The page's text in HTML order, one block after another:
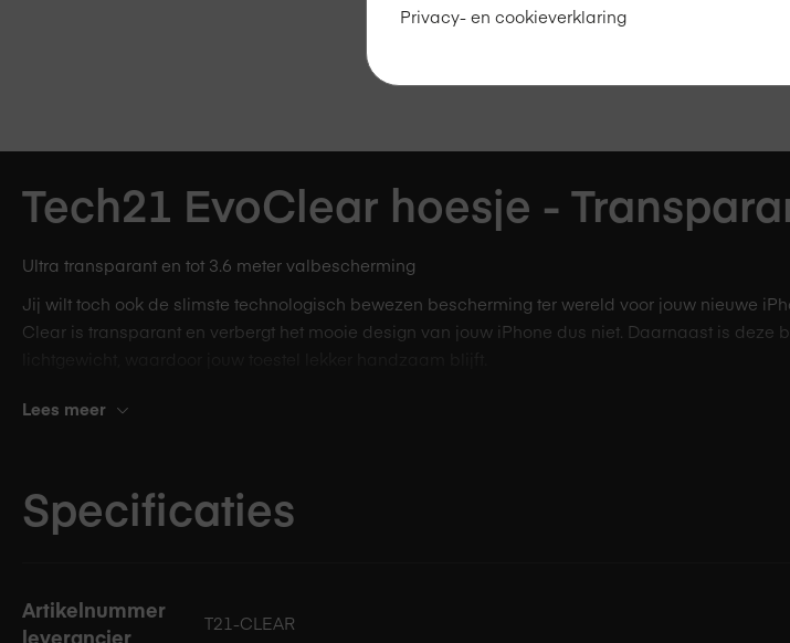
afbeeldingen-
Tech21 EvoClear hoesje -
Ultra transparant en tot 3.6 meter valbescherming
Jij wilt toch ook de slimste technologisch bewezen bescherming ter wereld voor jouw nieuwe
Clear is transparant en verbergt het mooie design van jouw iPhone dus niet. Daarnaast is deze
Wetenschappelijk bewezen
opvangt. Dit materiaal is gepatenteerd door Tech21 en biedt jou de “peace of mind” van een
val, na val, na val. Wel zo veilig.
Hygiënische bescherming
Lees meer
Specificaties
Artikelnummer
leverancier
T21-CLEAR
Privacy- en cookieverklaring